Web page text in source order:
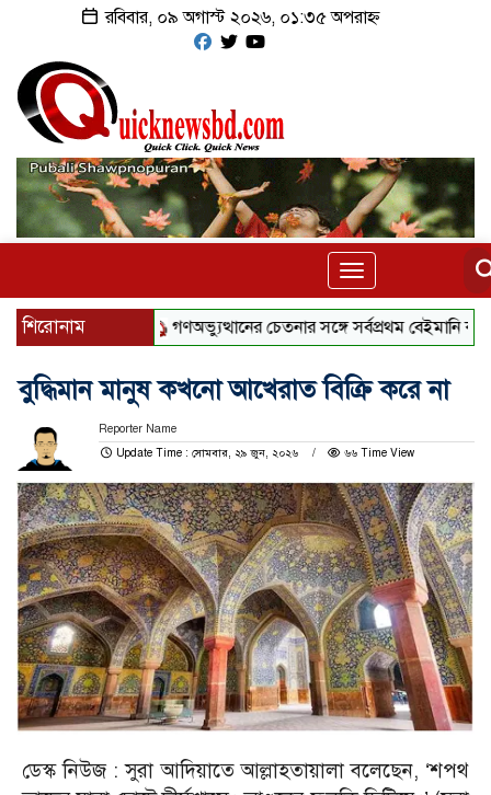
রবিবার, ০৯ অগাস্ট ২০২৬, ০১:৩৫ অপরাহ্ন
Toggle
navigation
শিরোনাম গণঅভ্যুত্থানের চেতনার সঙ্গে সর্বপ্রথম বেইমানি করেছেন
বুদ্ধিমান মানুষ কখনো আখেরাত বিক্রি করে না
Reporter Name
Update Time : সোমবার, ২৯ জুন, ২০২৬
৬৬ Time View
ডেস্ক নিউজ : সুরা আদিয়াতে আল্লাহতায়ালা বলেছেন, ‘শপথ